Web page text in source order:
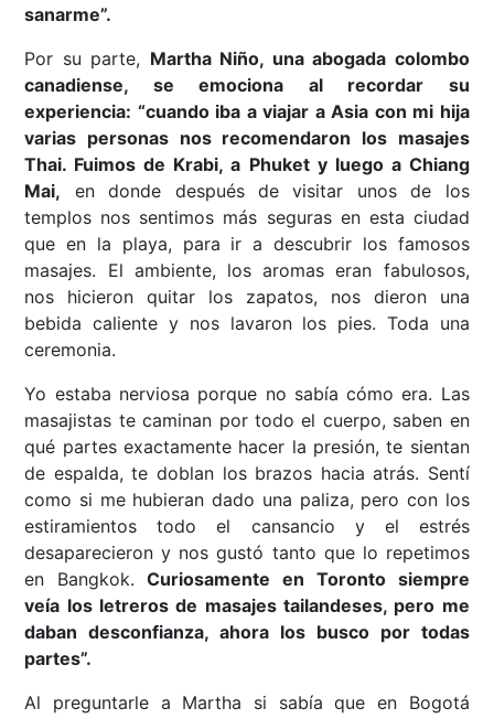
sanarme”.
Por su parte, Martha Niño, una abogada colombo
canadiense, se emociona al recordar su
experiencia: “cuando iba a viajar a Asia con mi hija
varias personas nos recomendaron los masajes
Thai. Fuimos de Krabi, a Phuket y luego a Chiang
Mai, en donde después de visitar unos de los
templos nos sentimos más seguras en esta ciudad
que en la playa, para ir a descubrir los famosos
masajes. El ambiente, los aromas eran fabulosos,
nos hicieron quitar los zapatos, nos dieron una
bebida caliente y nos lavaron los pies. Toda una
ceremonia.
Yo estaba nerviosa porque no sabía cómo era. Las
masajistas te caminan por todo el cuerpo, saben en
qué partes exactamente hacer la presión, te sientan
de espalda, te doblan los brazos hacia atrás. Sentí
como si me hubieran dado una paliza, pero con los
estiramientos todo el cansancio y el estrés
desaparecieron y nos gustó tanto que lo repetimos
en Bangkok. Curiosamente en Toronto siempre
veía los letreros de masajes tailandeses, pero me
daban desconfianza, ahora los busco por todas
partes”.
Al preguntarle a Martha si sabía que en Bogotá